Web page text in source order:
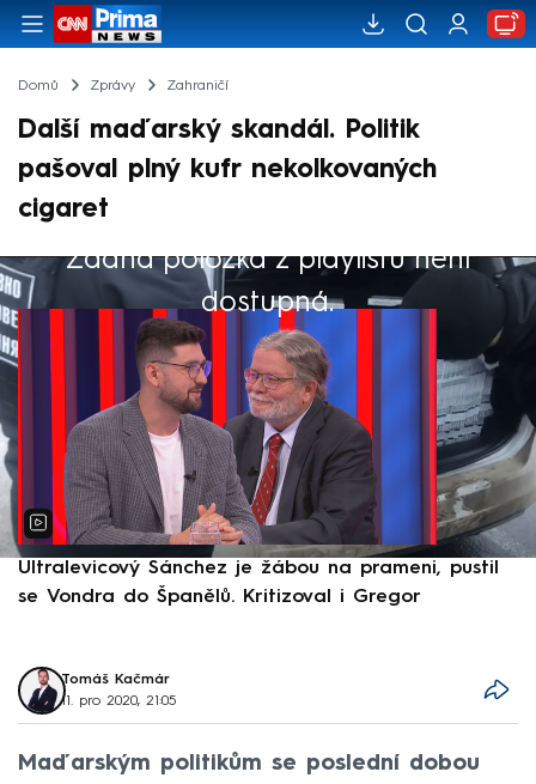
Domů Zprávy Zahraničí
Další maďarský skandál. Politik
pašoval plný kufr nekolkovaných
cigaret
Žádná položka z playlistu není
dostupná.
Výběr redakce
Ultralevicový Sánchez je žábou na prameni, pustil
se Vondra do Španělů. Kritizoval i Gregor
Tomáš Kačmár
11. pro 2020, 21:05
Maďarským politikům se poslední dobou